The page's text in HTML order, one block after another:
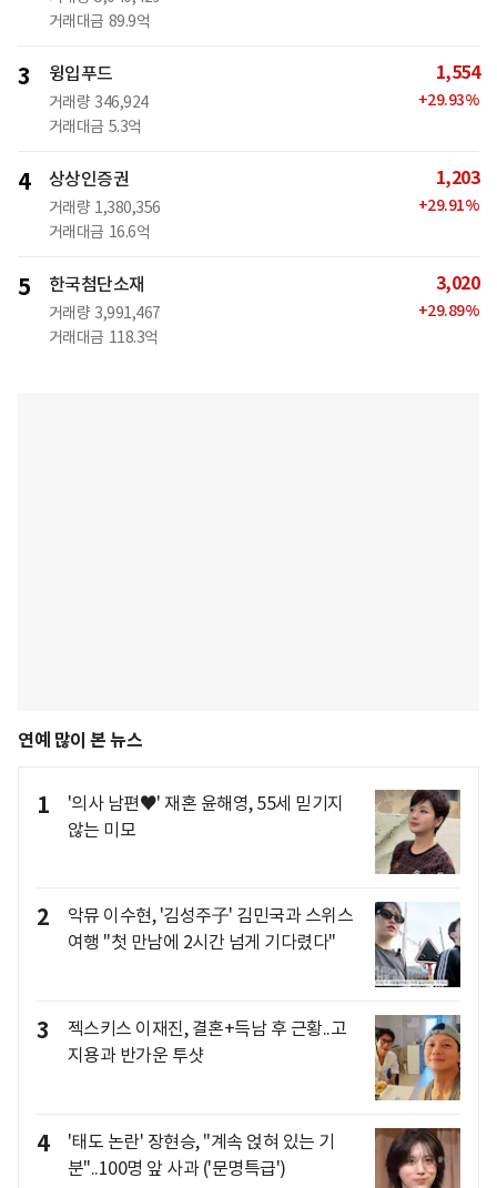
거래대금 89.9억
3 윙입푸드
거래량 346,924
거래대금 5.3억
1,554
+29.93%
4 상상인증권
거래량 1,380,356
거래대금 16.6억
1,203
+29.91%
5 한국첨단소재
거래량 3,991,467
거래대금 118.3억
3,020
+29.89%
연예 많이 본 뉴스
1
'의사 남편♥' 재혼 윤해영, 55세 믿기지
않는 미모
2
악뮤 이수현, '김성주子' 김민국과 스위스
여행 "첫 만남에 2시간 넘게 기다렸다"
3
젝스키스 이재진, 결혼+득남 후 근황..고
지용과 반가운 투샷
4
'태도 논란' 장현승, "계속 얹혀 있는 기
분"..100명 앞 사과 ('문명특급')